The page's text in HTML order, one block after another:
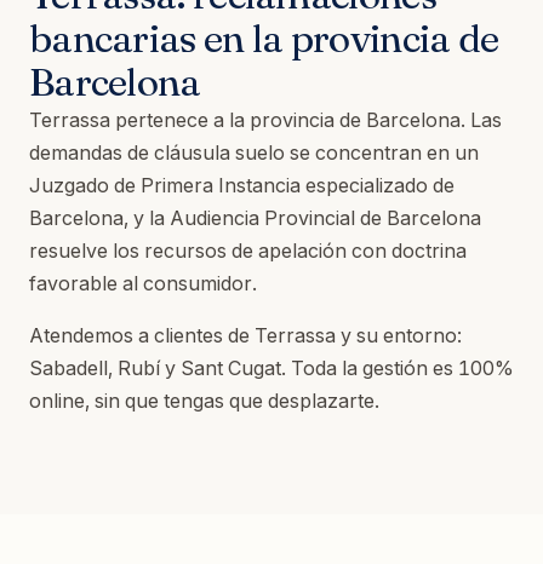
bancarias en la provincia de
Barcelona
Terrassa pertenece a la provincia de Barcelona. Las
demandas de cláusula suelo se concentran en un
Juzgado de Primera Instancia especializado de
Barcelona, y la Audiencia Provincial de Barcelona
resuelve los recursos de apelación con doctrina
favorable al consumidor.
Atendemos a clientes de Terrassa y su entorno:
Sabadell, Rubí y Sant Cugat. Toda la gestión es 100%
online, sin que tengas que desplazarte.